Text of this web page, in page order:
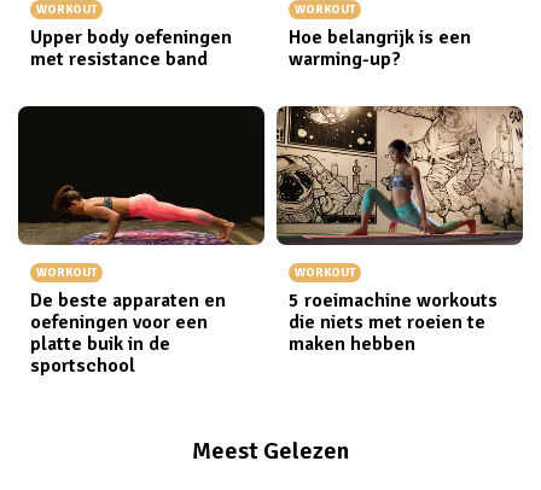
WORKOUT
Upper body oefeningen
met resistance band
WORKOUT
Hoe belangrijk is een
warming-up?
WORKOUT
De beste apparaten en
oefeningen voor een
platte buik in de
sportschool
WORKOUT
5 roeimachine workouts
die niets met roeien te
maken hebben
Meest Gelezen